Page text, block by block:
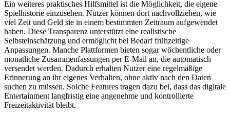
Ein weiteres praktisches Hilfsmittel ist die Möglichkeit, die eigene
Spielhistorie einzusehen. Nutzer können dort nachvollziehen, wie
viel Zeit und Geld sie in einem bestimmten Zeitraum aufgewendet
haben. Diese Transparenz unterstützt eine realistische
Selbsteinschätzung und ermöglicht bei Bedarf frühzeitige
Anpassungen. Manche Plattformen bieten sogar wöchentliche oder
monatliche Zusammenfassungen per E-Mail an, die automatisch
versendet werden. Dadurch erhalten Nutzer eine regelmäßige
Erinnerung an ihr eigenes Verhalten, ohne aktiv nach den Daten
suchen zu müssen. Solche Features tragen dazu bei, dass das digitale
Entertainment langfristig eine angenehme und kontrollierte
Freizeitaktivität bleibt.